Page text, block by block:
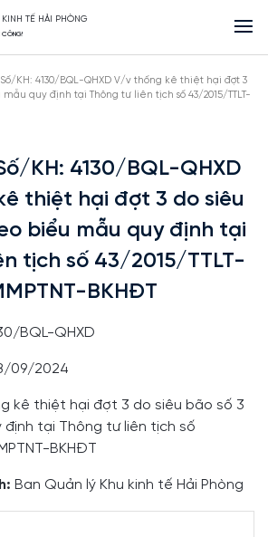
TẾ HẢI PHÒNG
CÔNG!
KH: 4130/BQL-QHXD V/v thống kê thiệt hại đợt 3
quy định tại Thông tư liên tịch số 43/2015/TTLT-
KH: 4130/BQL-QHXD
thiệt hại đợt 3 do siêu
biểu mẫu quy định tại
tịch số 43/2015/TTLT-
BKHĐT
BQL-QHXD
09/2024
kê thiệt hại đợt 3 do siêu bão số 3
định tại Thông tư liên tịch số
BKHĐT
Ban Quản lý Khu kinh tế Hải Phòng